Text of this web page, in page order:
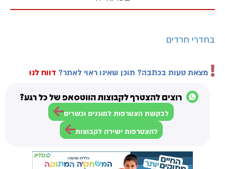
בחדרי חרדים
מצאת טעות בכתבה? תוכן שאינו ראוי לאתר? דווח לנו
רוצים להצטרף לקבוצות הווטסאפ של כל רגע?
לבקשת הצטרפות למוגנים וכשרים
להצטרפות ישירה לקבוצות